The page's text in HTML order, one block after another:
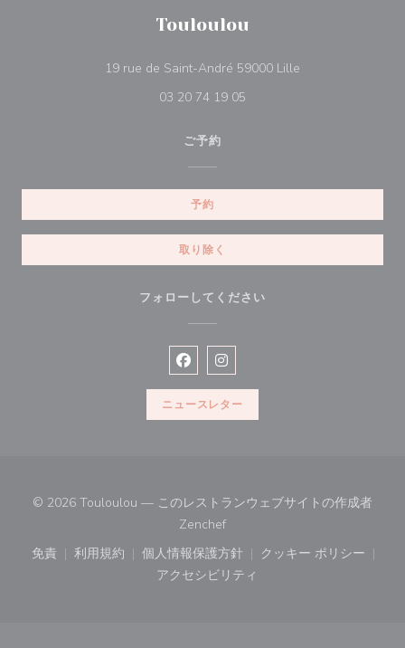
Touloulou
19 rue de Saint-André 59000 Lille
03 20 74 19 05
ご予約
予約
取り除く
フォローしてください
Facebook ((新しいウィンドウで
Instagram ((新しいウィンド
ニュースレター
© 2026 Touloulou — このレストランウェブサイトの作成者
Zenchef((新しいウィンドウで開きます))
免責
((新しいウィンドウで開きます))
利用規約
((新しいウィンドウで開きます))
個人情報保護方針
((新しいウィンドウで開きます))
クッキー ポリシー
((新しいウィ
アクセシビリティ
((新しいウィンドウで開きます))